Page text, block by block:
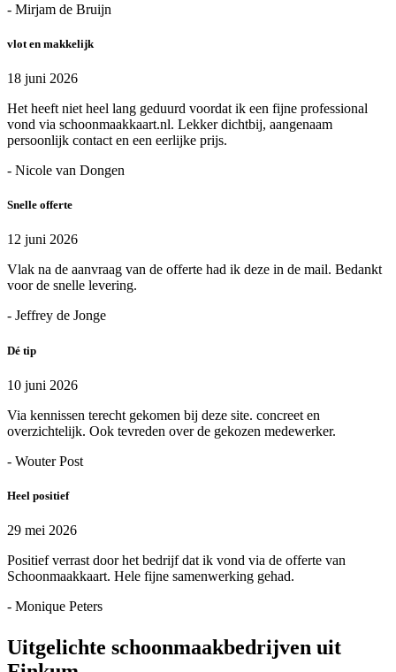
- Mirjam de Bruijn
vlot en makkelijk
18 juni 2026
Het heeft niet heel lang geduurd voordat ik een fijne professional
vond via schoonmaakkaart.nl. Lekker dichtbij, aangenaam
persoonlijk contact en een eerlijke prijs.
- Nicole van Dongen
Snelle offerte
12 juni 2026
Vlak na de aanvraag van de offerte had ik deze in de mail. Bedankt
voor de snelle levering.
- Jeffrey de Jonge
Dé tip
10 juni 2026
Via kennissen terecht gekomen bij deze site. concreet en
overzichtelijk. Ook tevreden over de gekozen medewerker.
- Wouter Post
Heel positief
29 mei 2026
Positief verrast door het bedrijf dat ik vond via de offerte van
Schoonmaakkaart. Hele fijne samenwerking gehad.
- Monique Peters
Uitgelichte schoonmaakbedrijven uit